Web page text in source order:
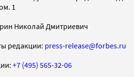
1
Николай Дмитриевич
редакции: press-release@forbes.ru
+7 (495) 565-32-06